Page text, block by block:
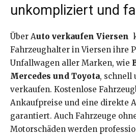
unkompliziert und
Über Auto verkaufen Viersen
Fahrzeughalter in Viersen ihre
Unfallwagen aller Marken, wie
Mercedes und Toyota, schnell
verkaufen. Kostenlose
Ankaufpreise und eine direkte
garantiert. Auch Fahrzeuge
Motorschäden werden